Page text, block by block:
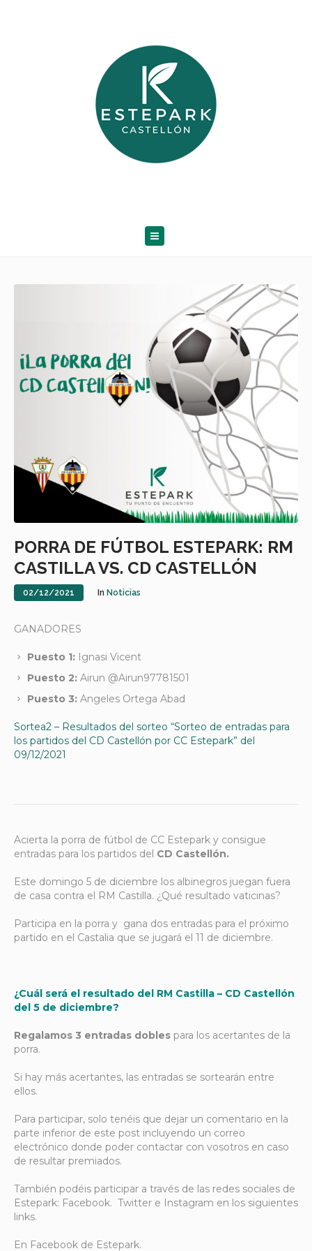
PORRA DE FÚTBOL ESTEPARK: RM
CASTILLA VS. CD CASTELLÓN
02/12/2021 In Noticias
GANADORES
Puesto 1: Ignasi Vicent
Puesto 2: Airun @Airun97781501
Puesto 3: Angeles Ortega Abad
Sortea2 – Resultados del sorteo “Sorteo de entradas para
los partidos del CD Castellón por CC Estepark” del
09/12/2021
Acierta la porra de fútbol de CC Estepark y consigue
entradas para los partidos del CD Castellón.
Este domingo 5 de diciembre los albinegros juegan fuera
de casa contra el RM Castilla. ¿Qué resultado vaticinas?
Participa en la porra y gana dos entradas para el próximo
partido en el Castalia que se jugará el 11 de diciembre.
¿Cuál será el resultado del RM Castilla – CD Castellón
del 5 de diciembre?
Regalamos 3 entradas dobles para los acertantes de la
porra.
Si hay más acertantes, las entradas se sortearán entre
ellos.
Para participar, solo tenéis que dejar un comentario en la
parte inferior de este post incluyendo un correo
electrónico donde poder contactar con vosotros en caso
de resultar premiados.
También podéis participar a través de las redes sociales de
Estepark: Facebook. Twitter e Instagram en los siguientes
links.
En Facebook de Estepark.